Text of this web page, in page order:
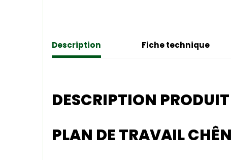
Description Fiche technique
DESCRIPTION PRODUIT
PLAN DE TRAVAIL